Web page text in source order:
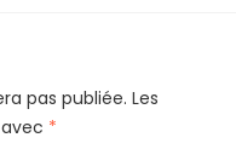
pas publiée. Les
*